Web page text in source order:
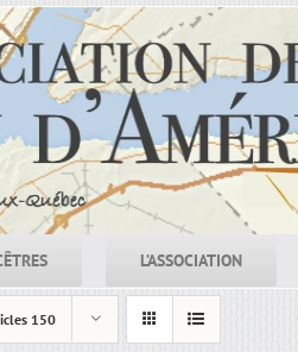
L’ASSOCIATION
150